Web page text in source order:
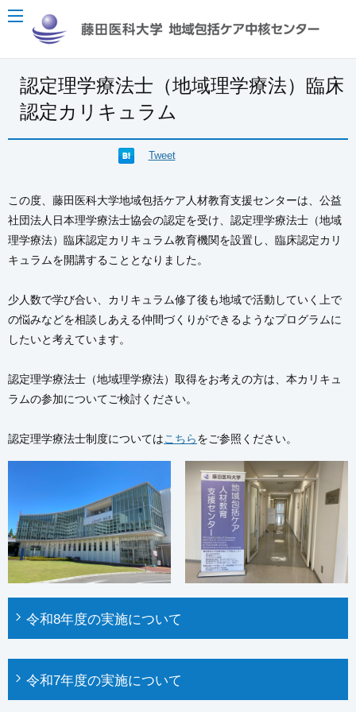
認定理学療法士（地域理学療法）臨床
認定カリキュラム
Tweet
この度、藤田医科大学地域包括ケア人材教育支援センターは、公益
社団法人日本理学療法士協会の認定を受け、認定理学療法士（地域
理学療法）臨床認定カリキュラム教育機関を設置し、臨床認定カリ
キュラムを開講することとなりました。
少人数で学び合い、カリキュラム修了後も地域で活動していく上で
の悩みなどを相談しあえる仲間づくりができるようなプログラムに
したいと考えています。
認定理学療法士（地域理学療法）取得をお考えの方は、本カリキュ
ラムの参加についてご検討ください。
認定理学療法士制度についてはこちらをご参照ください。
令和8年度の実施について
令和7年度の実施について